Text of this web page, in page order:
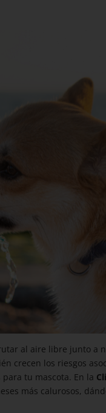
al aire libre junto a
crecen los riesgos
tu mascota. En la
más calurosos,